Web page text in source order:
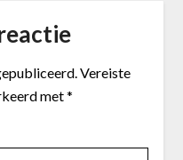
Vereiste
met*